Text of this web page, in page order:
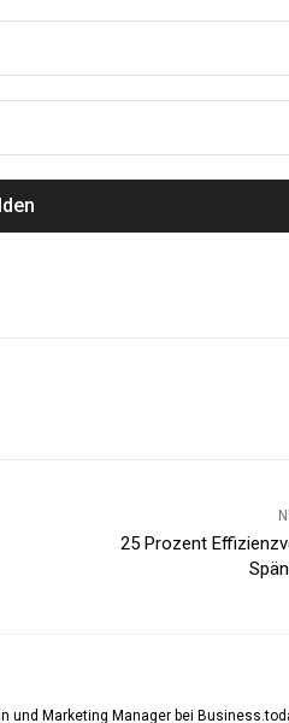
25 Prozent
und Marketing Manager bei